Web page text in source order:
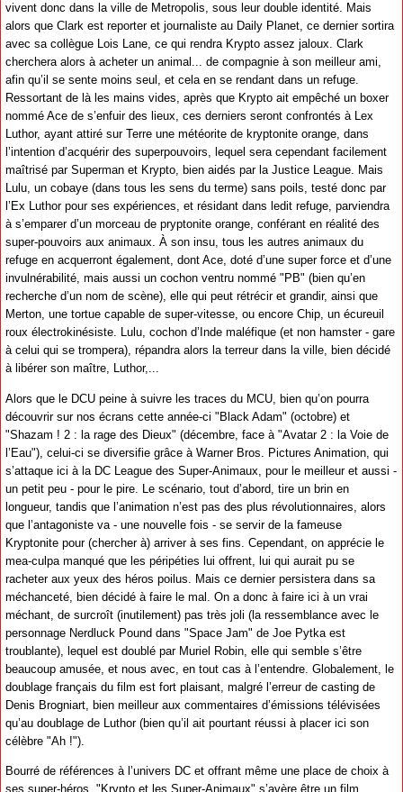
vivent donc dans la ville de Metropolis, sous leur double identité. Mais
alors que Clark est reporter et journaliste au Daily Planet, ce dernier sortira
avec sa collègue Lois Lane, ce qui rendra Krypto assez jaloux. Clark
cherchera alors à acheter un animal... de compagnie à son meilleur ami,
afin qu’il se sente moins seul, et cela en se rendant dans un refuge.
Ressortant de là les mains vides, après que Krypto ait empêché un boxer
nommé Ace de s’enfuir des lieux, ces derniers seront confrontés à Lex
Luthor, ayant attiré sur Terre une météorite de kryptonite orange, dans
l’intention d’acquérir des superpouvoirs, lequel sera cependant facilement
maîtrisé par Superman et Krypto, bien aidés par la Justice League. Mais
Lulu, un cobaye (dans tous les sens du terme) sans poils, testé donc par
l’Ex Luthor pour ses expériences, et résidant dans ledit refuge, parviendra
à s’emparer d’un morceau de pryptonite orange, conférant en réalité des
super-pouvoirs aux animaux. À son insu, tous les autres animaux du
refuge en acquerront également, dont Ace, doté d’une super force et d’une
invulnérabilité, mais aussi un cochon ventru nommé "PB" (bien qu’en
recherche d’un nom de scène), elle qui peut rétrécir et grandir, ainsi que
Merton, une tortue capable de super-vitesse, ou encore Chip, un écureuil
roux électrokinésiste. Lulu, cochon d’Inde maléfique (et non hamster - gare
à celui qui se trompera), répandra alors la terreur dans la ville, bien décidé
à libérer son maître, Luthor,...
Alors que le DCU peine à suivre les traces du MCU, bien qu’on pourra
découvrir sur nos écrans cette année-ci "Black Adam" (octobre) et
"Shazam ! 2 : la rage des Dieux" (décembre, face à "Avatar 2 : la Voie de
l’Eau"), celui-ci se diversifie grâce à Warner Bros. Pictures Animation, qui
s’attaque ici à la DC League des Super-Animaux, pour le meilleur et aussi -
un petit peu - pour le pire. Le scénario, tout d’abord, tire un brin en
longueur, tandis que l’animation n’est pas des plus révolutionnaires, alors
que l’antagoniste va - une nouvelle fois - se servir de la fameuse
Kryptonite pour (chercher à) arriver à ses fins. Cependant, on apprécie le
mea-culpa manqué que les péripéties lui offrent, lui qui aurait pu se
racheter aux yeux des héros poilus. Mais ce dernier persistera dans sa
méchanceté, bien décidé à faire le mal. On a donc à faire ici à un vrai
méchant, de surcroît (inutilement) pas très joli (la ressemblance avec le
personnage Nerdluck Pound dans "Space Jam" de Joe Pytka est
troublante), lequel est doublé par Muriel Robin, elle qui semble s’être
beaucoup amusée, et nous avec, en tout cas à l’entendre. Globalement, le
doublage français du film est fort plaisant, malgré l’erreur de casting de
Denis Brogniart, bien meilleur aux commentaires d’émissions télévisées
qu’au doublage de Luthor (bien qu’il ait pourtant réussi à placer ici son
célèbre "Ah !").
Bourré de références à l’univers DC et offrant même une place de choix à
ses super-héros, "Krypto et les Super-Animaux" s’avère être un film